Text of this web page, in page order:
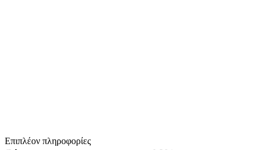
Επιπλέον πληροφορίες